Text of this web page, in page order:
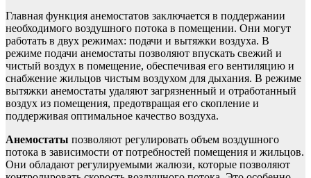
Главная функция анемостатов заключается в поддержании
необходимого воздушного потока в помещении. Они могут
работать в двух режимах: подачи и вытяжки воздуха. В
режиме подачи анемостаты позволяют впускать свежий и
чистый воздух в помещение, обеспечивая его вентиляцию и
снабжение жильцов чистым воздухом для дыхания. В режиме
вытяжки анемостаты удаляют загрязненный и отработанный
воздух из помещения, предотвращая его скопление и
поддерживая оптимальное качество воздуха.
Анемостаты позволяют регулировать объем воздушного
потока в зависимости от потребностей помещения и жильцов.
Они обладают регулируемыми жалюзи, которые позволяют